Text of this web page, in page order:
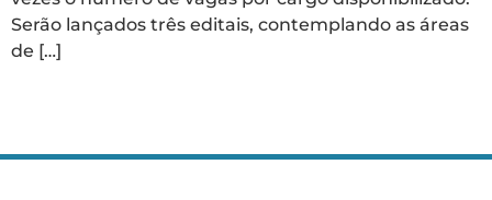
Serão lançados três editais, contemplando as áreas
de […]